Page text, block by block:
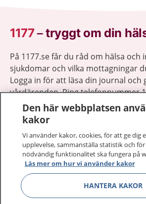
1177–tryggt om din
På 1177.se får du råd om hälsa
sjukdomar och vilka mottagningar
Logga in för att läsa din journal och
vårdärenden. Ring telefonnummer
sjukvårdsrådgivning dygnet runt.
1177 ger dig råd när du vill må bättre.
1177 på flera språk
Den här webbplatsen
kakor
Vi använder kakor, cookies, för att ge dig
upplevelse, sammanställa statistik och
nödvändig funktionalitet ska fungera på
Läs mer om hur vi använder kakor
HANTERA KAKOR